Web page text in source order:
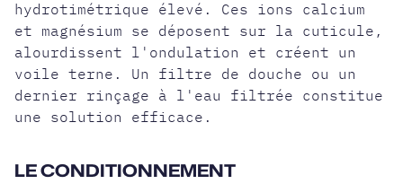
hydrotimétrique élevé. Ces ions calcium
et magnésium se déposent sur la cuticule,
alourdissent l'ondulation et créent un
voile terne. Un filtre de douche ou un
dernier rinçage à l'eau filtrée constitue
une solution efficace.
LE CONDITIONNEMENT